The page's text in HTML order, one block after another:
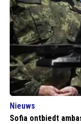
Nieuws
Sofia ontbiedt